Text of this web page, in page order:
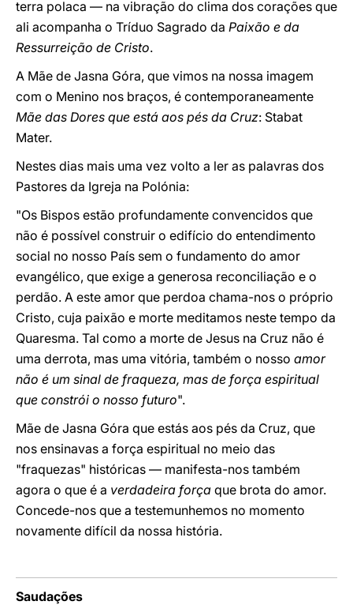
terra polaca — na vibração do clima dos corações que
ali acompanha o Tríduo Sagrado da Paixão e da
Ressurreição de Cristo.
A Mãe de Jasna Góra, que vimos na nossa imagem
com o Menino nos braços, é contemporaneamente
Mãe das Dores que está aos pés da Cruz: Stabat
Mater.
Nestes dias mais uma vez volto a ler as palavras dos
Pastores da Igreja na Polónia:
"Os Bispos estão profundamente convencidos que
não é possível construir o edifício do entendimento
social no nosso País sem o fundamento do amor
evangélico, que exige a generosa reconciliação e o
perdão. A este amor que perdoa chama-nos o próprio
Cristo, cuja paixão e morte meditamos neste tempo da
Quaresma. Tal como a morte de Jesus na Cruz não é
uma derrota, mas uma vitória, também o nosso amor
não é um sinal de fraqueza, mas de força espiritual
que constrói o nosso futuro".
Mãe de Jasna Góra que estás aos pés da Cruz, que
nos ensinavas a força espiritual no meio das
"fraquezas" históricas — manifesta-nos também
agora o que é a verdadeira força que brota do amor.
Concede-nos que a testemunhemos no momento
novamente difícil da nossa história.
Saudações